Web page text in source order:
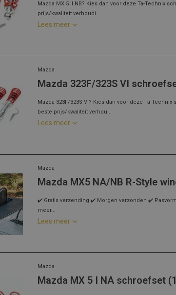
Mazda MX 5 II NB? Kies dan voor deze Ta-Technix
prijs/kwaliteit verhoudi...
Lees meer
Mazda
Mazda 323F/323S VI
Mazda 323F/323S VI? Kies dan voor deze Ta-
beste prijs/kwaliteit verhou...
Lees meer
Mazda
Mazda MX5 NA/NB R-Style
✔️ Gratis verzending ✔️ Morgen verzonden ✔️
meer...
Lees meer
Mazda
Mazda MX 5 I NA schroefset